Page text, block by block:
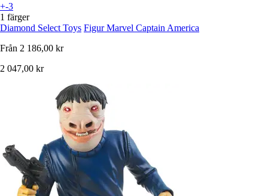
+-3
1 färger
Diamond Select Toys Figur Marvel Captain America
Från 2 186,00 kr
2 047,00 kr